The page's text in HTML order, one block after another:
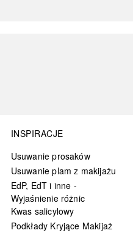
INSPIRACJE
Usuwanie prosaków
Usuwanie plam z makijażu
EdP, EdT i inne -
Wyjaśnienie różnic
Kwas salicylowy
Podkłady Kryjące Makijaż